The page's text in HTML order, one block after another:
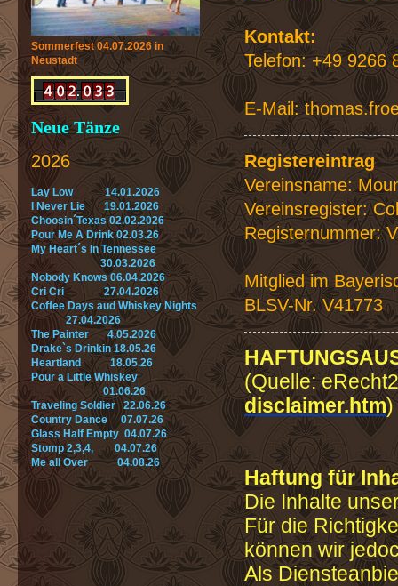
Kontakt:
Telefon: +49 9266
E-Mail:
Registereintrag
Vereinsname:
Vereinsregister:
Registernummer:
Mitglied im
BLSV-Nr. V41773
(Quelle:
disclaimer.htm)
Haftung für
Die Inhalte
Für die
können wir
Als
Sommerfest 04.07.2026 in
Neustadt
Neue Tänze
2026
Lay Low 14.01.2026
I Never Lie 19.01.2026
Choosin´Texas 02.02.2026
Pour Me A Drink 02.03.26
My Heart´s In Tennessee
30.03.2026
Nobody Knows 06.04.2026
Cri Cri 27.04.2026
Coffee Days aud Whiskey Nights
27.04.2026
The Painter 4.05.2026
Drake`s Drinkin 18.05.26
Heartland 18.05.26
Pour a Little Whiskey
01.06.26
Traveling Soldier 22.06.26
Country Dance 07.07.26
Glass Half Empty 04.07.26
Stomp 2,3,4, 04.07.26
Me all Over 04.08.26